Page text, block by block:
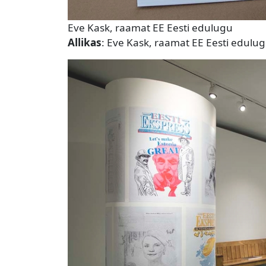
Eve Kask, raamat EE Eesti edulugu
Allikas: Eve Kask, raamat EE Eesti